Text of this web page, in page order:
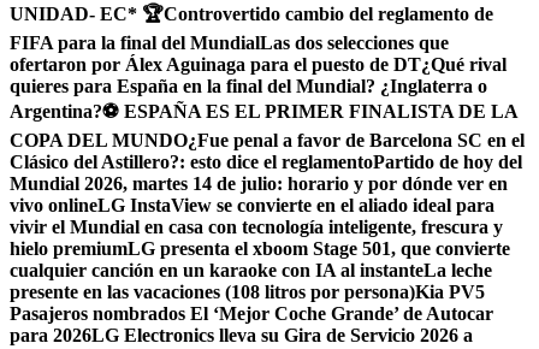
UNIDAD- EC* 🏆Controvertido cambio del reglamento de
FIFA para la final del MundialLas dos selecciones que
ofertaron por Álex Aguinaga para el puesto de DT¿Qué rival
quieres para España en la final del Mundial? ¿Inglaterra o
Argentina?⚽ ESPAÑA ES EL PRIMER FINALISTA DE LA
COPA DEL MUNDO¿Fue penal a favor de Barcelona SC en el
Clásico del Astillero?: esto dice el reglamentoPartido de hoy del
Mundial 2026, martes 14 de julio: horario y por dónde ver en
vivo onlineLG InstaView se convierte en el aliado ideal para
vivir el Mundial en casa con tecnología inteligente, frescura y
hielo premiumLG presenta el xboom Stage 501, que convierte
cualquier canción en un karaoke con IA al instanteLa leche
presente en las vacaciones (108 litros por persona)Kia PV5
Pasajeros nombrados El ‘Mejor Coche Grande’ de Autocar
para 2026LG Electronics lleva su Gira de Servicio 2026 a